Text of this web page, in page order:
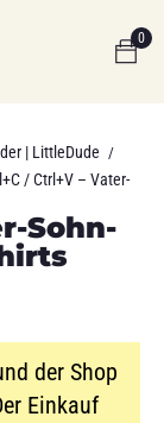
0
| LittleDude /
/ Ctrl+V – Vater-
Sohn-
der Shop
Einkauf